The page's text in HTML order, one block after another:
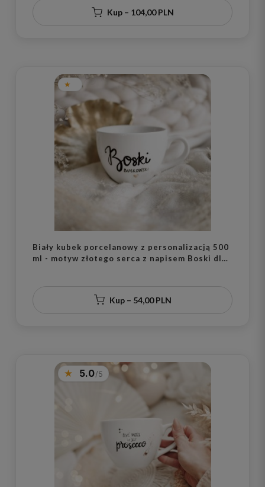
Kup – 104,00 PLN
Biały kubek porcelanowy z personalizacją 500
ml - motyw złotego serca z napisem Boski dla
Kup – 54,00 PLN
5.0